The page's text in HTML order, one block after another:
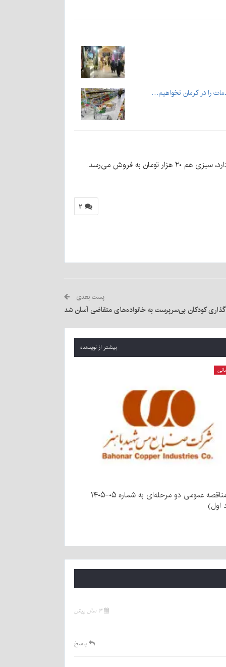
را در کرمان نخواهیم…
۲
پست بعدی
کودکان بی‌سرپرست به خانواده‌های متقاضی آسان شد
بیشتر از نویسنده
آگهی مناقصه عمومی دو مرحله‌ای به شماره ۰۵-۱۴۰۵
اول)
۳ سال پیش
پاسخ